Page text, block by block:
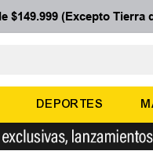
$149.999 (Excepto Tierra
DEPORTES